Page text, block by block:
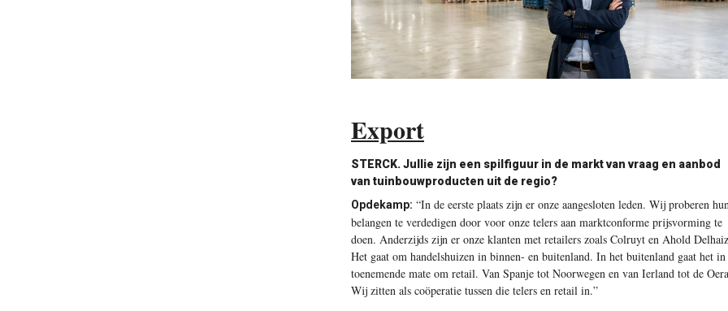
Export
STERCK. Jullie zijn een spilfiguur in de markt van vraag en aanbod
van tuinbouwproducten uit de regio?
Opdekamp: “In de eerste plaats zijn er onze aangesloten leden. Wij proberen
belangen te verdedigen door voor onze telers aan marktconforme prijsvorming te
doen. Anderzijds zijn er onze klanten met retailers zoals Colruyt en Ahold
Het gaat om handels­huizen in binnen- en buitenland. In het buitenland gaat het in
toenemende mate om retail. Van Spanje tot Noorwegen en van Ierland tot de
Wij zitten als coöperatie tussen die telers en retail in.”